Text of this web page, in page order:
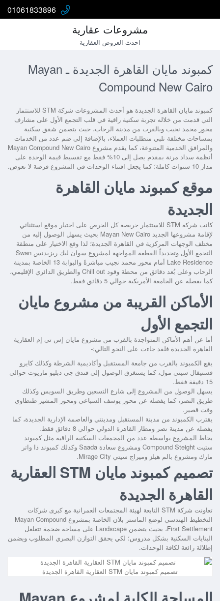
01061833896
مشروعات عقارية
احدث العروض العقارية
كمبوند مايان القاهرة الجديدة ـ Mayan
Compound New Cairo
كمبوند مايان القاهرة الجديدة هو أحدث المشروعات شركة STM للاستثمار
التي قدمت من خلاله تجربة سكنية راقية في قلب التجمع الأول على مشارف
محور محمد نجيب وبالقرب من مدينة الرحاب، حيث يتضمن شقق سكنية
بمساحات مختلفة تلبي متطلبات العملاء، بالإضافة إلى ضم عدد من الخدمات
والمرافق الخدمية المتنوعة، كما يقدم مشروع Mayan Compound New Cairo
أنظمة سداد مرنة بمقدم يصل إلى 10% فقط مع تقسيط قيمة الوحدة على
مدار 10 سنوات كاملة؛ كما يجعل اقتناء الوحدات في المشروع فرصة لا تعوض.
موقع كمبوند مايان القاهرة
الجديدة
كانت شركة STM للاستثمار حريصة كل الحرص على اختيار موقع استثنائي
لإقامة مشروعها الجديد Mayan New Cairo بحيث يسهل الوصول إليه من
مختلف الوجهات المركزية في القاهرة الجديدة؛ لذا وقع الاختيار على منطقة
التجمع الأول وتحديداً القطعة المواجهة لمشروع سوان ليك ريزيدنس Swan
Lake Residence أمام محور محمد نجيب مباشرةً والبوابة 13 الخاصة بمدينة
الرحاب وعلى بُعد دقائق من محطة وقود Chill out والطريق الدائري الإقليمي،
كما يفصله عن الجامعة الأمريكية حوالي 5 دقائق فقط.
الأماكن القريبة من مشروع مايان
التجمع الأول
أما عن أهم الأماكن المتواجدة بالقرب من مشروع مايان إس تي إم العقارية
القاهرة الجديدة فلقد جاءت على النحو التالي:-
يقع الكمبوند بالقرب من جامعة المستقبل وأكاديمية الشرطة وكذلك كايرو
فستيفال سيتي مول، كما يستغرق الوصول إلى فندق جي دبليو ماريوت حوالي
15 دقيقة فقط.
يسهل الوصول من المشروع إلى شارع التسعين وطريق السويس وكذلك
طريق النصر، كما يفصله عن محور يوسف السباعي ومحور المشير طنطاوي
وقت قصير.
يقترب الكمبوند من مدينة المستقبل ومدينتي والعاصمة الإدارية الجديدة، كما
يفصله عن مدينة نصر ومطار القاهرة الدولي حوالي 8 دقائق فقط.
يحاط المشروع بواسطة عدد من المجمعات السكنية الراقية مثل كمبوند
ستيت Compound Steight ومشروع سعادة Saada وكذلك كمبوند ذا واتر
مارك ومشروع بالم هيلز وميراج سيتي Mirage City.
تصميم كمبوند مايان STM العقارية
القاهرة الجديدة
تعاونت شركة STM التابعة لهيئة المجتمعات العمرانية مع كبرى شركات
التخطيط الهندسي لوضع الماستر بلان الخاصة بمشروع Mayan Compound
First Settlement، بحيث يتضمن Landscape على مساحة ضخمة تتغلغل
البنايات السكنية بشكل مدروس؛ لكي يحقق التوازن البصري المطلوب ويضمن
إطلالة رائعة لكافة الوحدات.
تصميم كمبوند مايان STM العقارية القاهرة الجديدة